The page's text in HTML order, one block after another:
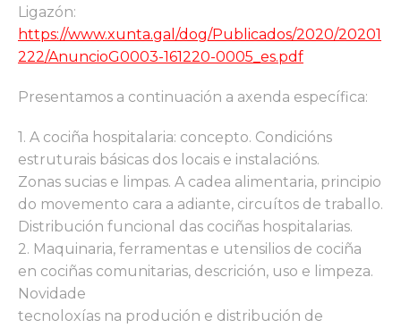
Ligazón:
https://www.xunta.gal/dog/Publicados/2020/20201
222/AnuncioG0003-161220-0005_es.pdf
Presentamos a continuación a axenda específica:
1. A cociña hospitalaria: concepto. Condicións
estruturais básicas dos locais e instalacións.
Zonas sucias e limpas. A cadea alimentaria, principio
do movemento cara a adiante, circuítos de traballo.
Distribución funcional das cociñas hospitalarias.
2. Maquinaria, ferramentas e utensilios de cociña
en cociñas comunitarias, descrición, uso e limpeza.
Novidade
tecnoloxías na produción e distribución de